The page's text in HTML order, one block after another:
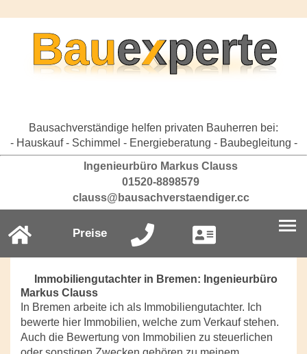
Bausachverständige helfen privaten Bauherren bei:
- Hauskauf - Schimmel - Energieberatung - Baubegleitung -
Ingenieurbüro Markus Clauss
01520-8898579
clauss@bausachverstaendiger.cc
Preise
Immobiliengutachter in Bremen: Ingenieurbüro
Markus Clauss
In Bremen arbeite ich als Immobiliengutachter. Ich
bewerte hier Immobilien, welche zum Verkauf stehen.
Auch die Bewertung von Immobilien zu steuerlichen